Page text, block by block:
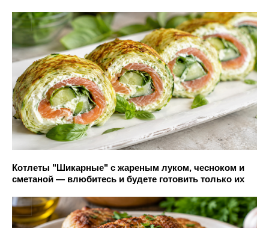
Котлеты "Шикарные" с жареным луком, чесноком и
сметаной — влюбитесь и будете готовить только их